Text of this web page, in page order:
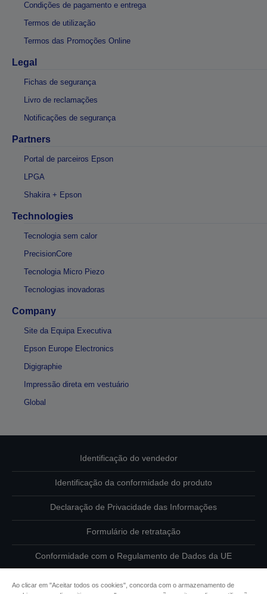
Condições de pagamento e entrega
Termos de utilização
Termos das Promoções Online
Legal
Fichas de segurança
Livro de reclamações
Notificações de segurança
Partners
Portal de parceiros Epson
LPGA
Shakira + Epson
Technologies
Tecnologia sem calor
PrecisionCore
Tecnologia Micro Piezo
Tecnologias inovadoras
Company
Site da Equipa Executiva
Epson Europe Electronics
Digigraphie
Impressão direta em vestuário
Global
Identificação do vendedor
Identificação da conformidade do produto
Declaração de Privacidade das Informações
Formulário de retratação
Conformidade com o Regulamento de Dados da UE
Ao clicar em "Aceitar todos os cookies", concorda com o armazenamento de